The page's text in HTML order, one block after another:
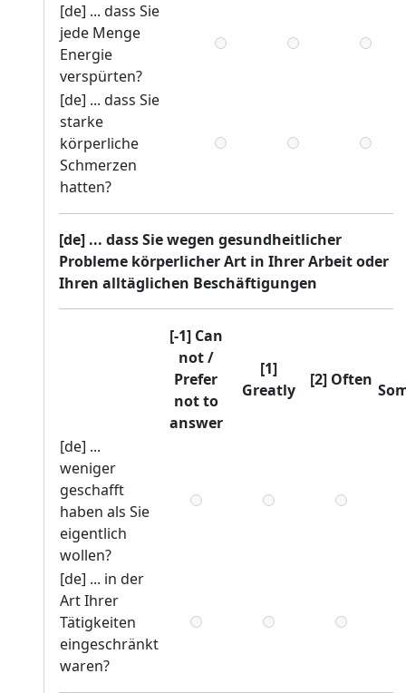
[de] ... dass Sie
jede Menge
Energie
verspürten?
[de] ... dass Sie
starke
körperliche
Schmerzen
hatten?
[de] ... dass Sie wegen gesundheitlicher
Probleme körperlicher Art in Ihrer Arbeit oder
Ihren alltäglichen Beschäftigungen
[-1] Can
not /
Prefer
not to
answer
[1]
Greatly
[2] Often
[de] ...
weniger
geschafft
haben als Sie
eigentlich
wollen?
[de] ... in der
Art Ihrer
Tätigkeiten
eingeschränkt
waren?